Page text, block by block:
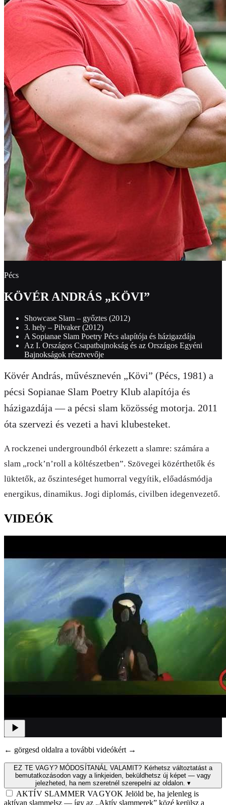
Pécs
KÖVÉR ANDRÁS „KÖVI”
Showcase Slam – győztes (2012)
3. hely – Pilvaker (2012)
A Sopianae Slam Poetry Pécs alapítója és házigazdája
Az I. Országos Csapatbajnokság és az Országos Egyéni
Bajnokságok résztvevője
Kövér András, művésznevén „Kövi” (Pécs, 1981) a
pécsi Sopianae Slam Poetry Klub alapítója és
házigazdája — a pécsi slam közösség motorja. 2011
óta szervezi és vezeti a havi klubesteket.
A rockzenei undergroundból érkezett a slamre: számára a
slam „rock’n’roll a költészetben”. Szövegei közérthetők és
lüktetők, az őszinteséget humorral vegyítik, előadásmódja
energikus, dinamikus. Jogi diplomás, civilben idegenvezető.
VIDEÓK
← görgesd oldalra a további videókért →
EZ TE VAGY? MÓDOSÍTANÁL VALAMIT? Kérhetsz változtatást a
bemutatkozásodon vagy a linkjeiden, beküldhetsz új képet — vagy
jelezheted, ha nem szeretnél szerepelni az oldalon. ▾
AKTÍV SLAMMER VAGYOK Jelöld be, ha jelenleg is
aktívan slammelsz — így az „Aktív slammerek” közé kerülsz a